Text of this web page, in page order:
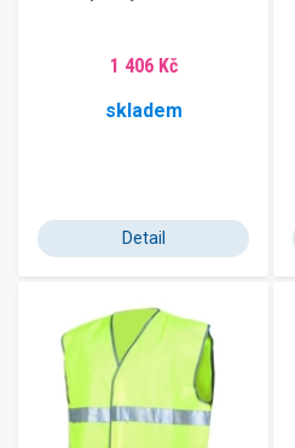
1 406 Kč
skladem
Detail